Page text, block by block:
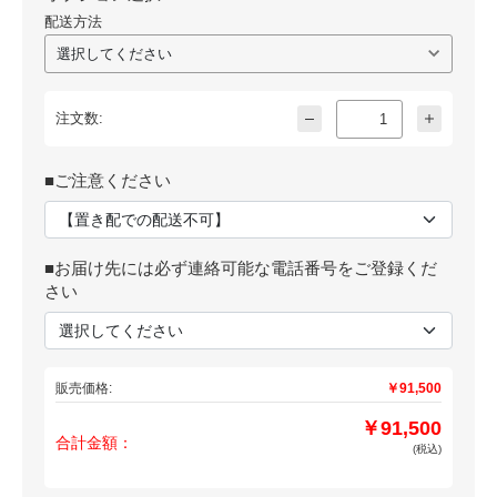
配送方法
注文数:
■ご注意ください
■お届け先には必ず連絡可能な電話番号をご登録くだ
さい
販売価格: ￥91,500
合計金額：
￥91,500
(税込)